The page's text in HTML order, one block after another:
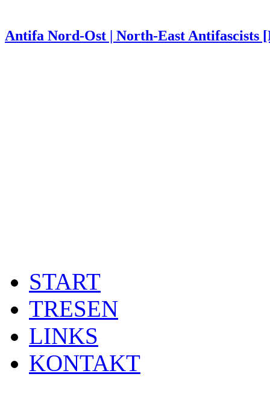
Antifa Nord-Ost | North-East Antifascists
START
TRESEN
LINKS
KONTAKT